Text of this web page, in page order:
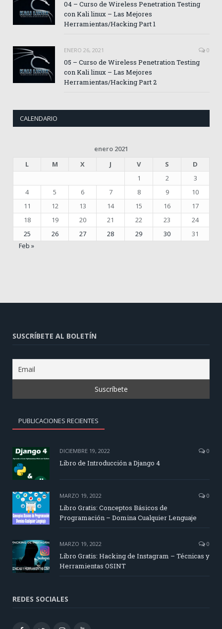
04 – Curso de Wireless Penetration Testing
con Kali linux – Las Mejores
Herramientas/Hacking Part 1
ENERO 26, 2021 0
05 – Curso de Wireless Penetration Testing
con Kali linux – Las Mejores
Herramientas/Hacking Part 2
CALENDARIO
enero 2021
L
M X J V S
D
1
2
3
4
5 6 7 8 9
10
11
12 13 14 15 16
17
18
19 20 21 22 23
24
25
26 27 28 29 30
31
Feb »
SUSCRÍBETE AL BOLETÍN
PUBLICACIONES RECIENTES
DICIEMBRE 19, 2022 0
Libro de Introducción a Django 4
MARZO 19, 2022 0
Libro Gratis: Conceptos Básicos de
Programación – Domina Cualquier Lenguaje
MARZO 19, 2022 0
Libro Gratis: Hacking de Instagram – Técnicas y
Herramientas OSINT
REDES SOCIALES